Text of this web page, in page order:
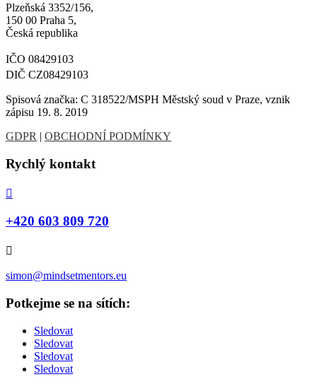
Plzeňská 3352/156,
150 00 Praha 5,
Česká republika
IČO 08429103
DIČ CZ08429103
Spisová značka: C 318522/MSPH Městský soud v Praze, vznik
zápisu 19. 8. 2019
GDPR | OBCHODNÍ PODMÍNKY
Rychlý kontakt

+420 603 809 720

simon@mindsetmentors.eu
Potkejme se na sítích:
Sledovat
Sledovat
Sledovat
Sledovat